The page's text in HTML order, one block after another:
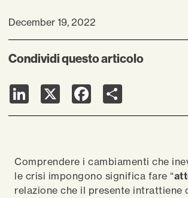
December 19, 2022
Condividi questo articolo
LinkedIn Facebook
Comprendere i cambiamenti che
le crisi impongono significa fare “
relazione che il presente intrattiene